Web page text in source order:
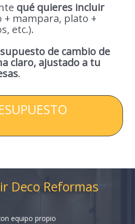
qué quieres incluir
mampara, plato +
etc.).
de cambio de
claro, ajustado a tu
.
Deco Reformas
equipo propio